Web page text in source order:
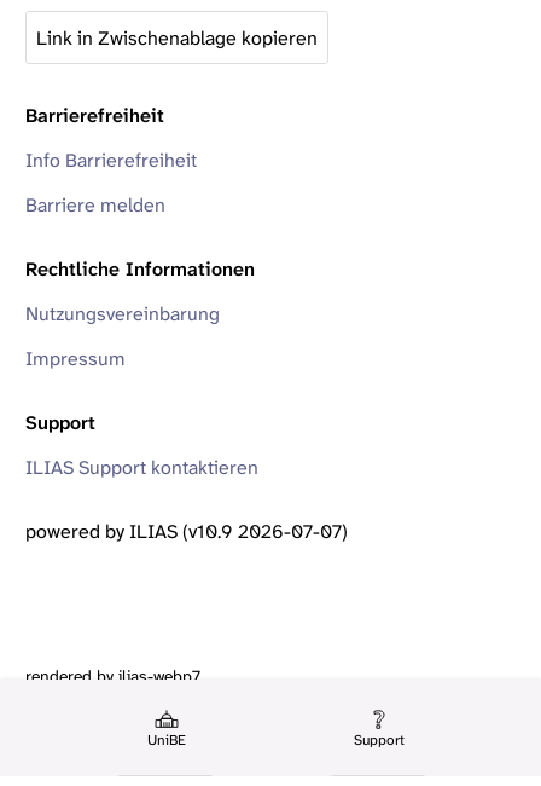
UniBE Support
Link in Zwischenablage kopieren
Barrierefreiheit
Info Barrierefreiheit
Barriere melden
Rechtliche Informationen
Nutzungsvereinbarung
Impressum
Support
ILIAS Support kontaktieren
powered by ILIAS (v10.9 2026-07-07)
rendered by ilias-webp7